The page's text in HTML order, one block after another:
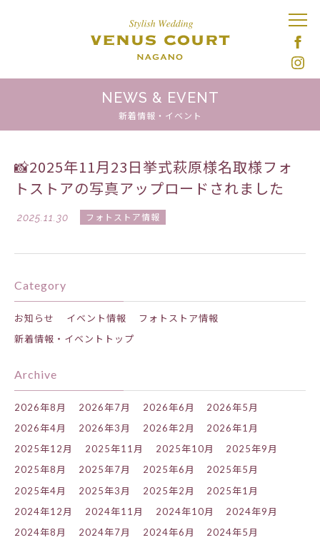
NEWS & EVENT
新着情報・イベント
📸2025年11月23日挙式萩原様名取様フォ
トストアの写真アップロードされました
2025.11.30 フォトストア情報
Category
お知らせ イベント情報
フォトストア情報
新着情報・イベントトップ
Archive
2026年8月 2026年7月 2026年6月
2026年5月
2026年4月
2026年3月 2026年2月
2026年1月
2025年12月
2025年11月 2025年10月
2025年9月
2025年8月
2025年7月 2025年6月
2025年5月
2025年4月
2025年3月 2025年2月
2025年1月
2024年12月
2024年11月 2024年10月
2024年9月
2024年8月
2024年7月 2024年6月
2024年5月